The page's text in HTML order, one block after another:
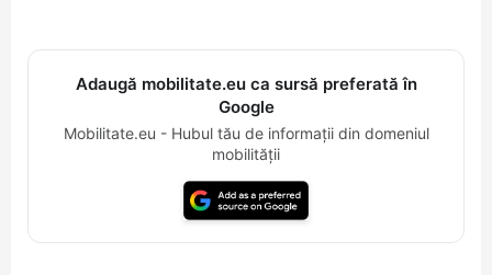
Adaugă mobilitate.eu ca sursă preferată în
Google
Mobilitate.eu - Hubul tău de informații din domeniul
mobilității